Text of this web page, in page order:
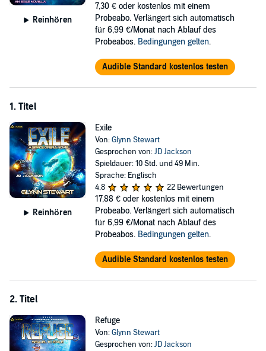
©2021 Glynn Stewart (P)2021 Podium Audio
Reinhören
7,30 € oder kostenlos mit einem
Probeabo. Verlängert sich automatisch
für 6,99 €/Monat nach Ablauf des
Probeabos. Bedingungen gelten.
Audible Standard kostenlos testen
1. Titel
Reinhören
Exile
Von:Glynn Stewart
Gesprochen von:JD Jackson
Spieldauer: 10 Std. und 49 Min.
Sprache: Englisch
4,8
22 Bewertungen
17,88 € oder kostenlos mit einem
Probeabo. Verlängert sich automatisch
für 6,99 €/Monat nach Ablauf des
Probeabos. Bedingungen gelten.
Audible Standard kostenlos testen
2. Titel
Refuge
Von:Glynn Stewart
Gesprochen von:JD Jackson